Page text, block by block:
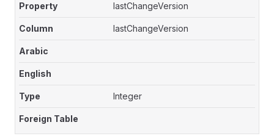
lastChangeVersion
lastChangeVersion
Integer